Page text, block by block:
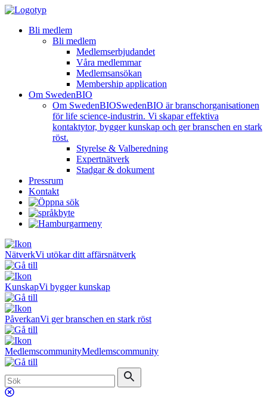
Bli medlem
Bli medlem
Medlemserbjudandet
Våra medlemmar
Medlemsansökan
Membership application
Om SwedenBIO
Om SwedenBIOSwedenBIO är branschorganisationen
för life science-industrin. Vi skapar effektiva
kontaktytor, bygger kunskap och ger branschen en stark
röst.
Styrelse & Valberedning
Expertnätverk
Stadgar & dokument
Pressrum
Kontakt
NätverkVi utökar ditt affärsnätverk
KunskapVi bygger kunskap
PåverkanVi ger branschen en stark röst
MedlemscommunityMedlemscommunity